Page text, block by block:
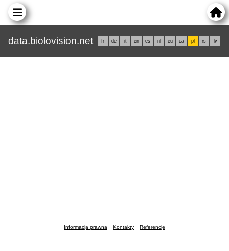
data.biolovision.net fr de it en es nl eu ca pl rs lv
Informacja prawna Kontakty Referencje